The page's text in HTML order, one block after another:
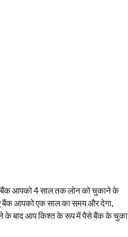
बैंक आपको 4 साल तक लोन को चुकाने के
बैंक आपको एक साल का समय और देगा,
के बाद आप किश्त के रूप में पैसे बैंक के चुका